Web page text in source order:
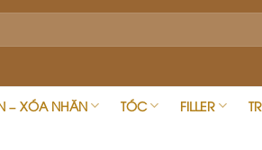
– XÓA NHĂN TÓC FILLER